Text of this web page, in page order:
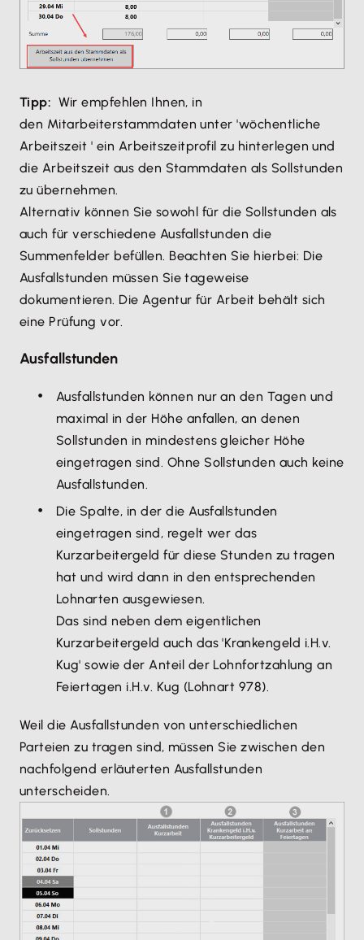
Tipp: Wir empfehlen Ihnen, in
den Mitarbeiterstammdaten unter 'wöchentliche
Arbeitszeit ' ein Arbeitszeitprofil zu hinterlegen und
die Arbeitszeit aus den Stammdaten als Sollstunden
zu übernehmen.
Alternativ können Sie sowohl für die Sollstunden als
auch für verschiedene Ausfallstunden die
Summenfelder befüllen. Beachten Sie hierbei: Die
Ausfallstunden müssen Sie tageweise
dokumentieren. Die Agentur für Arbeit behält sich
eine Prüfung vor.
Ausfallstunden
Ausfallstunden können nur an den Tagen und
maximal in der Höhe anfallen, an denen
Sollstunden in mindestens gleicher Höhe
eingetragen sind. Ohne Sollstunden auch keine
Ausfallstunden.
Die Spalte, in der die Ausfallstunden
eingetragen sind, regelt wer das
Kurzarbeitergeld für diese Stunden zu tragen
hat und wird dann in den entsprechenden
Lohnarten ausgewiesen.
Das sind neben dem eigentlichen
Kurzarbeitergeld auch das 'Krankengeld i.H.v.
Kug' sowie der Anteil der Lohnfortzahlung an
Feiertagen i.H.v. Kug (Lohnart 978).
Weil die Ausfallstunden von unterschiedlichen
Parteien zu tragen sind, müssen Sie zwischen den
nachfolgend erläuterten Ausfallstunden
unterscheiden.